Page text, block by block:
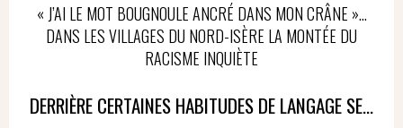
« J’AI LE MOT BOUGNOULE ANCRÉ DANS MON CRÂNE »…
DANS LES VILLAGES DU NORD-ISÈRE LA MONTÉE DU
RACISME INQUIÈTE
DERRIÈRE CERTAINES HABITUDES DE LANGAGE SE...